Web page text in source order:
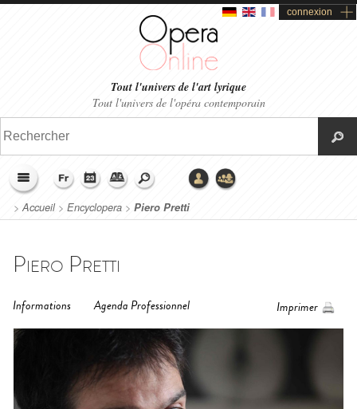
connexion
Tout l'univers de l'art lyrique
Tout l'univers de l'opéra contemporain
>Accueil> Encyclopera > Piero Pretti
Piero Pretti
Informations Agenda Professionnel Imprimer